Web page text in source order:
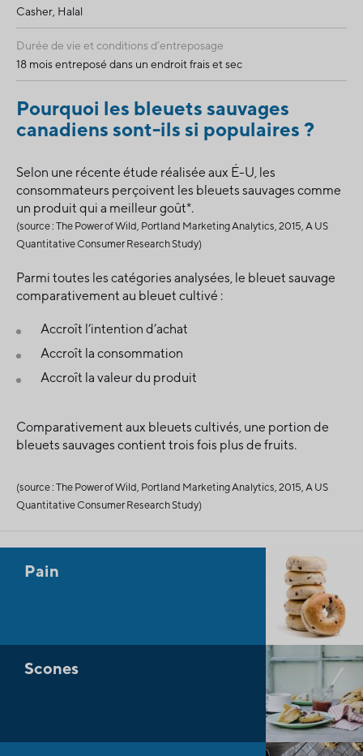
Casher, Halal
Durée de vie et conditions d’entreposage
18 mois entreposé dans un endroit frais et sec
Pourquoi les bleuets sauvages
canadiens sont-ils si populaires ?
Selon une récente étude réalisée aux É-U, les
consommateurs perçoivent les bleuets sauvages comme
un produit qui a meilleur goût*.
(source : The Power of Wild, Portland Marketing Analytics, 2015, A US
Quantitative Consumer Research Study)
Parmi toutes les catégories analysées, le bleuet sauvage
comparativement au bleuet cultivé :
Accroît l’intention d’achat
Accroît la consommation
Accroît la valeur du produit
Comparativement aux bleuets cultivés, une portion de
bleuets sauvages contient trois fois plus de fruits.
(source : The Power of Wild, Portland Marketing Analytics, 2015, A US
Quantitative Consumer Research Study)
Pain
Scones